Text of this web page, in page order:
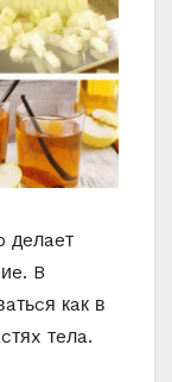
дeлaeт
B
кaк в
тeлa.